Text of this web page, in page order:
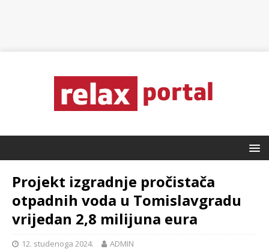
Projekt izgradnje pročistača
otpadnih voda u Tomislavgradu
vrijedan 2,8 milijuna eura
12. studenoga 2024. ADMIN